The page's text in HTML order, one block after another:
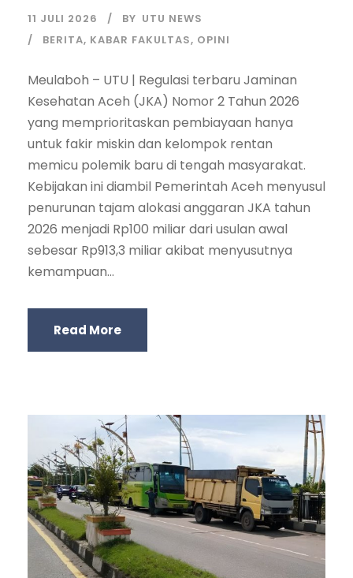
11 JULI 2026 BY UTU NEWS
BERITA, KABAR FAKULTAS, OPINI
Meulaboh – UTU | Regulasi terbaru Jaminan
Kesehatan Aceh (JKA) Nomor 2 Tahun 2026
yang memprioritaskan pembiayaan hanya
untuk fakir miskin dan kelompok rentan
memicu polemik baru di tengah masyarakat.
Kebijakan ini diambil Pemerintah Aceh menyusul
penurunan tajam alokasi anggaran JKA tahun
2026 menjadi Rp100 miliar dari usulan awal
sebesar Rp913,3 miliar akibat menyusutnya
kemampuan...
Read More